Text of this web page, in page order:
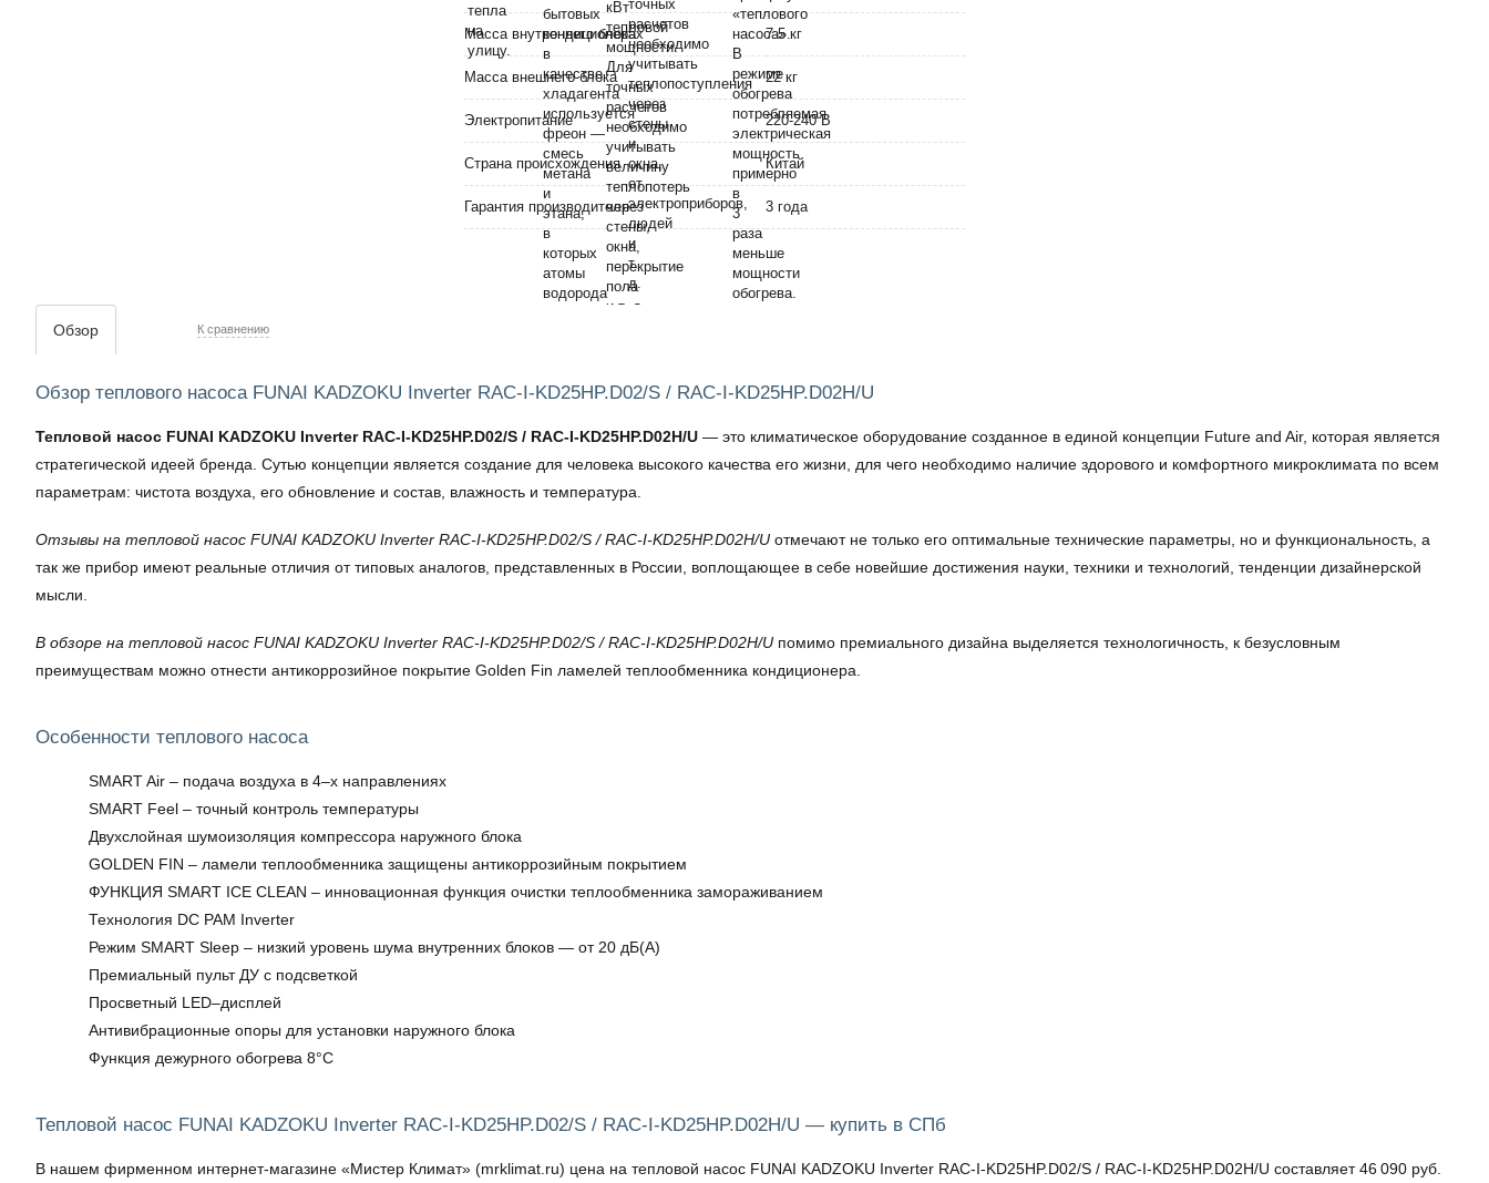
Масса внутреннего блока 7.5 кг
Масса внешнего блока 22 кг
Электропитание 220-240 В
Страна происхождения Китай
Гарантия производителя 3 года
Обзор К сравнению
Обзор теплового насоса FUNAI KADZOKU Inverter RAC-I-KD25HP.D02/S / RAC-I-KD25HP.D02H/U
Тепловой насос FUNAI KADZOKU Inverter RAC-I-KD25HP.D02/S / RAC-I-KD25HP.D02H/U — это климатическое оборудование созданное в единой концепции Future and Air, которая является
стратегической идеей бренда. Сутью концепции является создание для человека высокого качества его жизни, для чего необходимо наличие здорового и комфортного микроклимата по всем
параметрам: чистота воздуха, его обновление и состав, влажность и температура.
Отзывы на тепловой насос FUNAI KADZOKU Inverter RAC-I-KD25HP.D02/S / RAC-I-KD25HP.D02H/U отмечают не только его оптимальные технические параметры, но и функциональность, а
так же прибор имеют реальные отличия от типовых аналогов, представленных в России, воплощающее в себе новейшие достижения науки, техники и технологий, тенденции дизайнерской
мысли.
В обзоре на тепловой насос FUNAI KADZOKU Inverter RAC-I-KD25HP.D02/S / RAC-I-KD25HP.D02H/U помимо премиального дизайна выделяется технологичность, к безусловным
преимуществам можно отнести антикоррозийное покрытие Golden Fin ламелей теплообменника кондиционера.
Особенности теплового насоса
SMART Air – подача воздуха в 4–х направлениях
SMART Feel – точный контроль температуры
Двухслойная шумоизоляция компрессора наружного блока
GOLDEN FIN – ламели теплообменника защищены антикоррозийным покрытием
ФУНКЦИЯ SMART ICE CLEAN – инновационная функция очистки теплообменника замораживанием
Технология DС PAM Inverter
Режим SMART Sleep – низкий уровень шума внутренних блоков — от 20 дБ(А)
Премиальный пульт ДУ с подсветкой
Просветный LED–дисплей
Антивибрационные опоры для установки наружного блока
Функция дежурного обогрева 8°С
Тепловой насос FUNAI KADZOKU Inverter RAC-I-KD25HP.D02/S / RAC-I-KD25HP.D02H/U — купить в СПб
В нашем фирменном интернет-магазине «Мистер Климат» (mrklimat.ru) цена на тепловой насос FUNAI KADZOKU Inverter RAC-I-KD25HP.D02/S / RAC-I-KD25HP.D02H/U составляет 46 090 руб.